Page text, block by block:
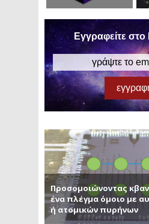
Εγγραφείτε
Προσομοιώνοντας
ένα πλέγμα όμοιο με
ή ατομικών πυρήνων